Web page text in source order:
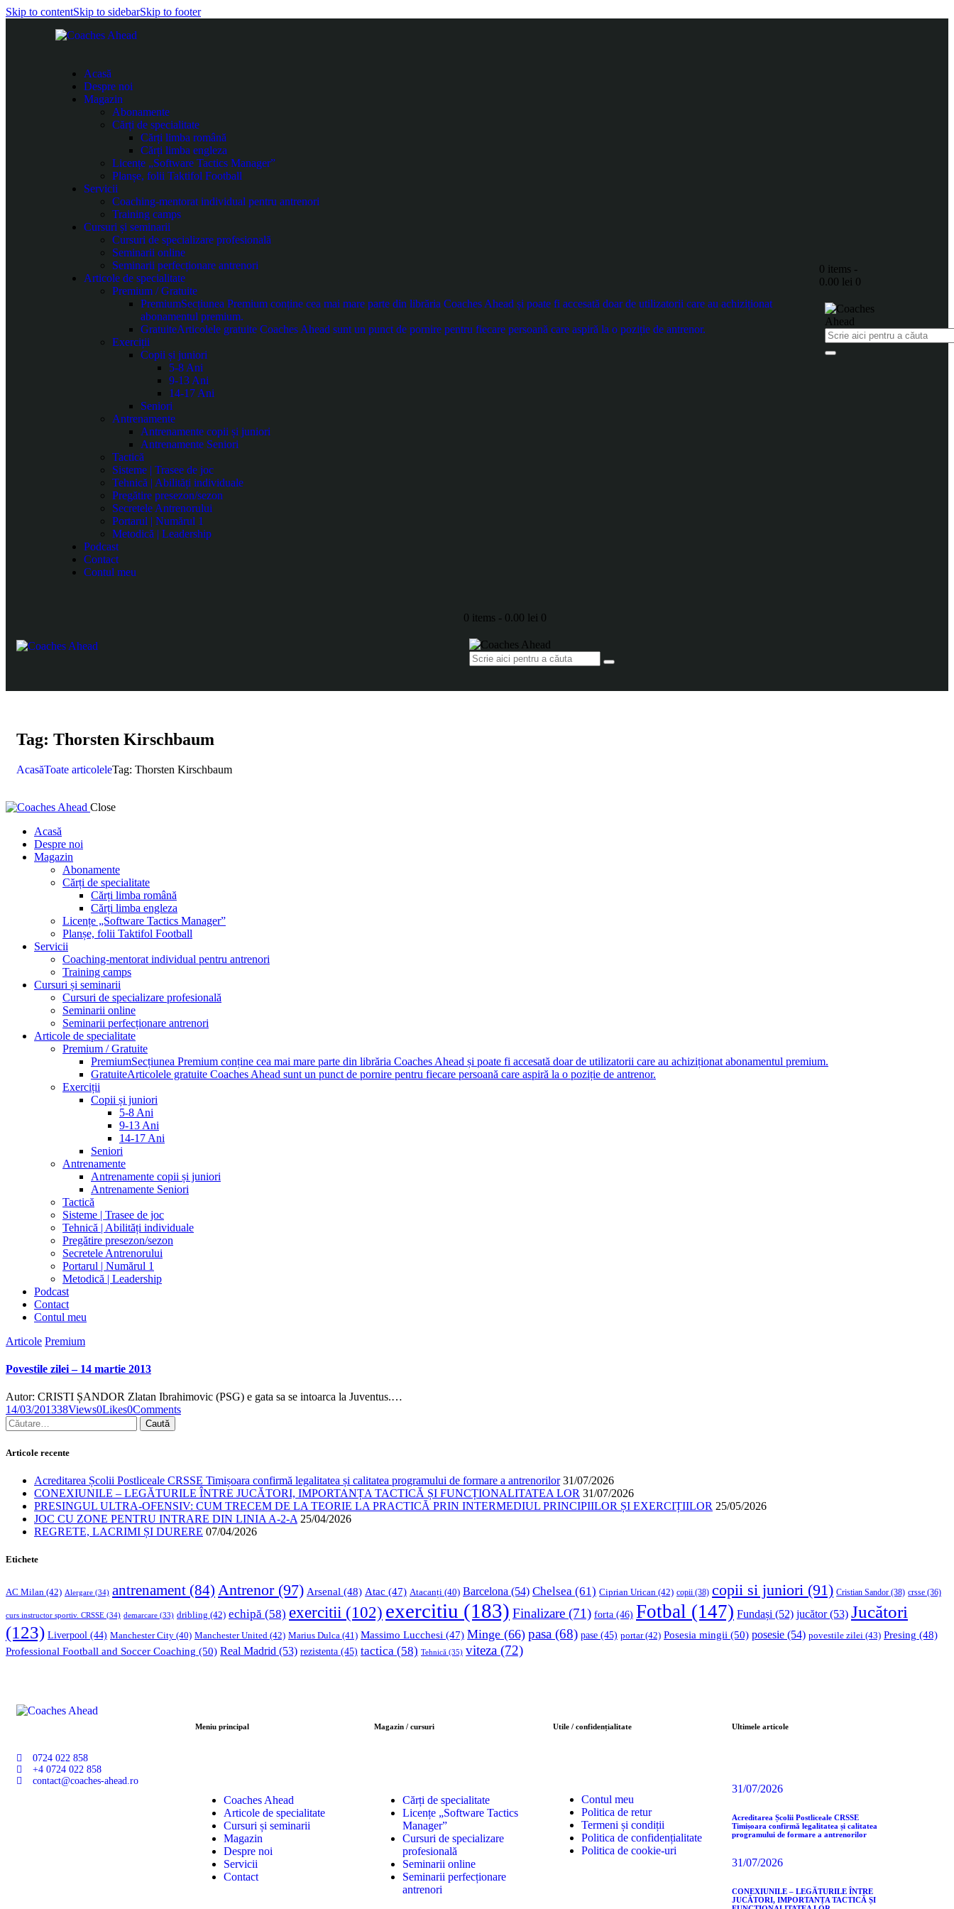
Skip to contentSkip to sidebarSkip to footer
Acasă
Despre noi
Magazin
Abonamente
Cărți de specialitate
Cărți limba română
Cărți limba engleza
Licențe „Software Tactics Manager”
Planșe, folii Taktifol Football
Servicii
Coaching-mentorat individual pentru antrenori
Training camps
Cursuri și seminarii
Cursuri de specializare profesională
Seminarii online
Seminarii perfecționare antrenori
Articole de specialitate
Premium / Gratuite
PremiumSecțiunea Premium conține cea mai mare parte din librăria Coaches Ahead și poate fi accesată doar de utilizatorii care au achiziționat
abonamentul premium.
GratuiteArticolele gratuite Coaches Ahead sunt un punct de pornire pentru fiecare persoană care aspiră la o poziție de antrenor.
Exerciții
Copii și juniori
5-8 Ani
9-13 Ani
14-17 Ani
Seniori
Antrenamente
Antrenamente copii și juniori
Antrenamente Seniori
Tactică
Sisteme | Trasee de joc
Tehnică | Abilități individuale
Pregătire presezon/sezon
Secretele Antrenorului
Portarul | Numărul 1
Metodică | Leadership
Podcast
Contact
Contul meu
0 items -
0.00 lei 0
0 items - 0.00 lei 0
Tag: Thorsten Kirschbaum
AcasăToate articoleleTag: Thorsten Kirschbaum
Close
Acasă
Despre noi
Magazin
Abonamente
Cărți de specialitate
Cărți limba română
Cărți limba engleza
Licențe „Software Tactics Manager”
Planșe, folii Taktifol Football
Servicii
Coaching-mentorat individual pentru antrenori
Training camps
Cursuri și seminarii
Cursuri de specializare profesională
Seminarii online
Seminarii perfecționare antrenori
Articole de specialitate
Premium / Gratuite
PremiumSecțiunea Premium conține cea mai mare parte din librăria Coaches Ahead și poate fi accesată doar de utilizatorii care au achiziționat abonamentul premium.
GratuiteArticolele gratuite Coaches Ahead sunt un punct de pornire pentru fiecare persoană care aspiră la o poziție de antrenor.
Exerciții
Copii și juniori
5-8 Ani
9-13 Ani
14-17 Ani
Seniori
Antrenamente
Antrenamente copii și juniori
Antrenamente Seniori
Tactică
Sisteme | Trasee de joc
Tehnică | Abilități individuale
Pregătire presezon/sezon
Secretele Antrenorului
Portarul | Numărul 1
Metodică | Leadership
Podcast
Contact
Contul meu
Articole Premium
Povestile zilei – 14 martie 2013
Autor: CRISTI ȘANDOR Zlatan Ibrahimovic (PSG) e gata sa se intoarca la Juventus.…
14/03/201338Views0Likes0Comments
Articole recente
Acreditarea Școlii Postliceale CRSSE Timișoara confirmă legalitatea și calitatea programului de formare a antrenorilor 31/07/2026
CONEXIUNILE – LEGĂTURILE ÎNTRE JUCĂTORI, IMPORTANȚA TACTICĂ ȘI FUNCȚIONALITATEA LOR 31/07/2026
PRESINGUL ULTRA-OFENSIV: CUM TRECEM DE LA TEORIE LA PRACTICĂ PRIN INTERMEDIUL PRINCIPIILOR ȘI EXERCIȚIILOR 25/05/2026
JOC CU ZONE PENTRU INTRARE DIN LINIA A-2-A 25/04/2026
REGRETE, LACRIMI ȘI DURERE 07/04/2026
Etichete
AC Milan (42) Alergare (34) antrenament (84) Antrenor(97) Arsenal (48) Atac (47) Atacanți (40) Barcelona (54) Chelsea (61) Ciprian Urican (42) copii (38) copii si juniori (91) Cristian Sandor (38) crsse (36)
curs instructor sportiv. CRSSE (34) demarcare (33) dribling (42) echipă (58) exercitii (102) exercitiu (183) Finalizare (71) forta (46) Fotbal (147) Fundași (52) jucător(53) Jucători
(123) Liverpool (44) Manchester City (40) Manchester United (42) Marius Dulca (41) Massimo Lucchesi (47) Minge (66) pasa (68) pase (45) portar(42) Posesia mingii (50) posesie (54) povestile zilei (43) Presing (48)
Professional Football and Soccer Coaching (50) Real Madrid (53) rezistenta (45) tactica (58) Tehnică (35) viteza (72)
0724 022 858
+4 0724 022 858
contact@coaches-ahead.ro
Meniu principal
Coaches Ahead
Articole de specialitate
Cursuri și seminarii
Magazin
Despre noi
Servicii
Contact
Magazin / cursuri
Cărți de specialitate
Licențe „Software Tactics
Manager”
Cursuri de specializare
profesională
Seminarii online
Seminarii perfecționare
antrenori
Utile / confidențialitate
Contul meu
Politica de retur
Termeni și condiții
Politica de confidențialitate
Politica de cookie-uri
Ultimele articole
31/07/2026
Acreditarea Școlii Postliceale CRSSE
Timișoara confirmă legalitatea și calitatea
programului de formare a antrenorilor
31/07/2026
CONEXIUNILE – LEGĂTURILE ÎNTRE
JUCĂTORI, IMPORTANȚA TACTICĂ ȘI